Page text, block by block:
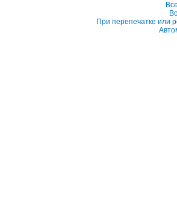
При перепечатке или